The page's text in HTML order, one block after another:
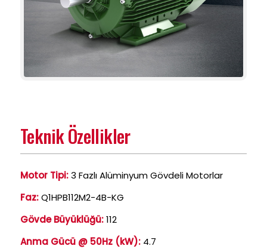
Teknik Özellikler
Motor Tipi:3 Fazlı Alüminyum Gövdeli Motorlar
Faz:Q1HPB112M2-4B-KG
Gövde Büyüklüğü:112
Anma Gücü @ 50Hz (kW): 4.7